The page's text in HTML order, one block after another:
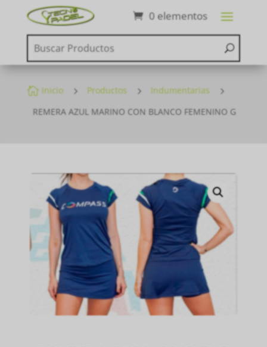
0 elementos
 Inicio 5 Productos 5 Indumentarias 5
REMERA AZUL MARINO CON BLANCO FEMENINO G